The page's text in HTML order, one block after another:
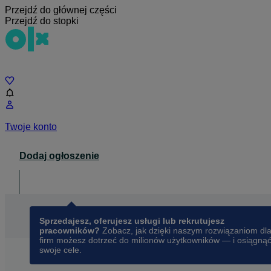
Przejdź do głównej części
Przejdź do stopki
Twoje konto
Dodaj ogłoszenie
Sprzedajesz, oferujesz usługi lub rekrutujesz
pracowników? Zobacz, jak dzięki naszym rozwiązaniom dla
firm możesz dotrzeć do milionów użytkowników — i osiągnąć
swoje cele.